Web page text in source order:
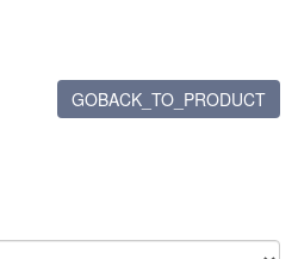
GOBACK_TO_PRODUCT